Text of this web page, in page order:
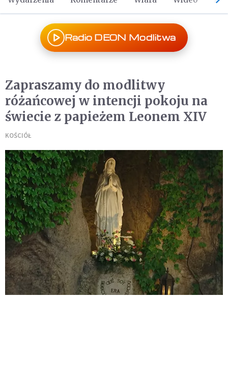
Radio DEON Modlitwa
Zapraszamy do modlitwy
różańcowej w intencji pokoju na
świecie z papieżem Leonem XIV
KOŚCIÓŁ